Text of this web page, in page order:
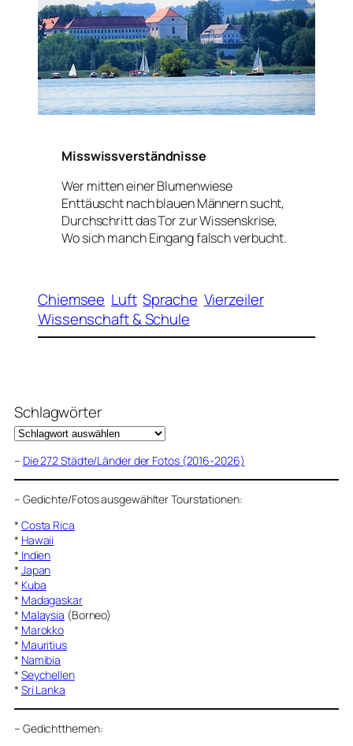
Misswissverständnisse
Wer mitten einer Blumenwiese
Enttäuscht nach blauen Männern sucht,
Durchschritt das Tor zur Wissenskrise,
Wo sich manch Eingang falsch verbucht.
Chiemsee Luft Sprache Vierzeiler
Wissenschaft & Schule
Schlagwörter
– Die 272 Städte/Länder der Fotos (2016-2026)
– Gedichte/Fotos ausgewählter Tourstationen:
* Costa Rica
* Hawaii
* Indien
* Japan
* Kuba
* Madagaskar
* Malaysia (Borneo)
* Marokko
* Mauritius
* Namibia
* Seychellen
* Sri Lanka
– Gedichtthemen: